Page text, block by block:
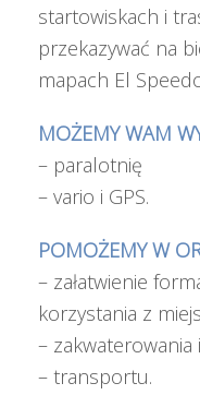
startowiskach i
przekazywać na
mapach El
MOŻEMY WAM
– paralotnię
– vario i GPS.
POMOŻEMY W
– załatwienie
korzystania z
– zakwaterowania
– transportu.